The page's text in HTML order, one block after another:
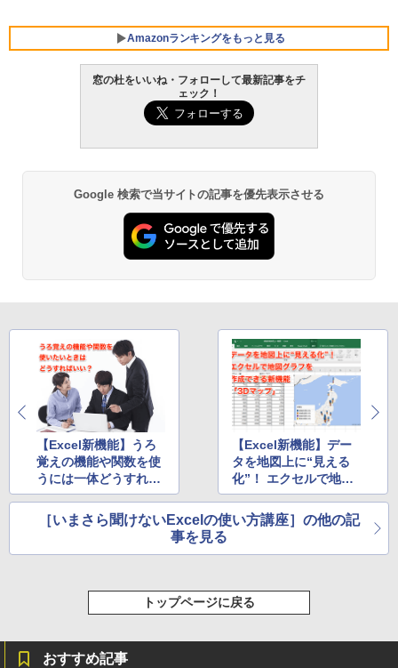
Amazonランキングをもっと見る
窓の杜をいいね・フォローして最新記事をチ
ェック！
Google 検索で当サイトの記事を優先表示させる
【Excel新機能】うろ
覚えの機能や関数を使
うには一体どうすれ
ば？ エクセル時短テク
で解決！
【Excel新機能】デー
タを地図上に“見える
化”！ エクセルで地図
グラフを作成できる
「3Dマップ」
［いまさら聞けないExcelの使い方講座］の他の記
事を見る
トップページに戻る
おすすめ記事